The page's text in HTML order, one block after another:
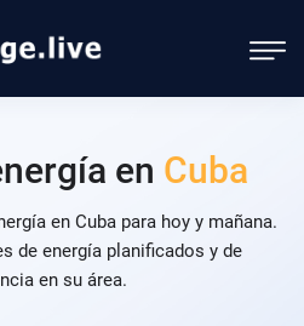
en Cuba
en Cuba para hoy y mañana.
de energía planificados y de
en su área.